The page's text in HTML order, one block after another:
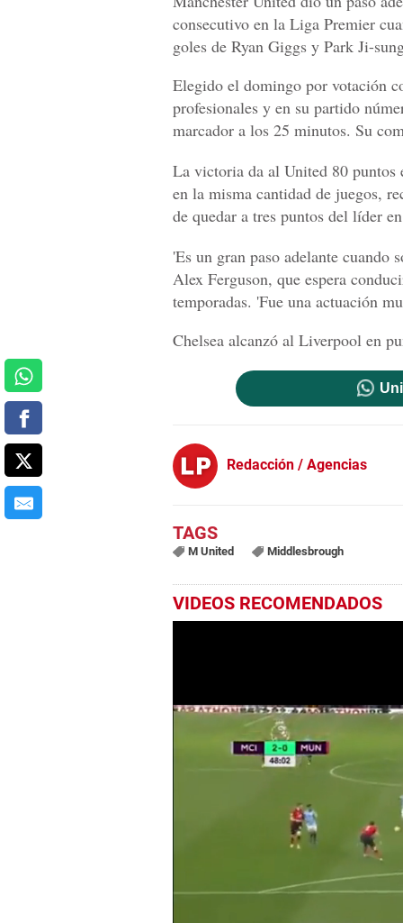
consecutivo en la Liga Premier
goles de Ryan Giggs y Park Ji-
Elegido el domingo por votación
profesionales y en su partido
marcador a los 25 minutos. Su
La victoria da al United 80
en la misma cantidad de juegos,
de quedar a tres puntos del líder
'Es un gran paso adelante
Alex Ferguson, que espera
temporadas. 'Fue una actuación
Chelsea alcanzó al Liverpool en
Redacción / Agencias
M United Middlesbrough
VIDEOS RECOMENDADOS